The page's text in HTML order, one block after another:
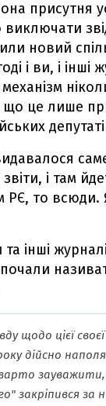
присутня
новий
і ви, і інші
що це лише
звіти, і там
РЄ, то
інші
щодо цієї своєї
дійсно
варто
закріпився за